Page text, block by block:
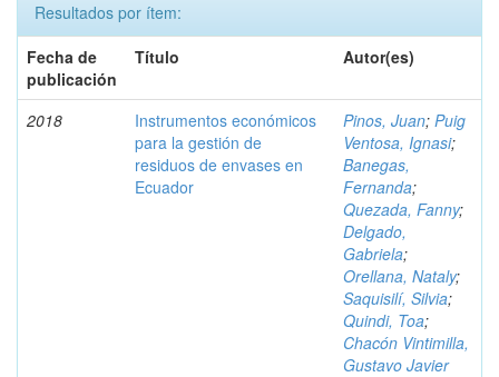
Resultados por ítem:
Fecha de
publicación
Título Autor(es)
2018
Instrumentos económicos
para la gestión de
residuos de envases en
Ecuador
Pinos, Juan; Puig
Ventosa, Ignasi;
Banegas,
Fernanda;
Quezada, Fanny;
Delgado,
Gabriela;
Orellana, Nataly;
Saquisilí, Silvia;
Quindi, Toa;
Chacón Vintimilla,
Gustavo Javier